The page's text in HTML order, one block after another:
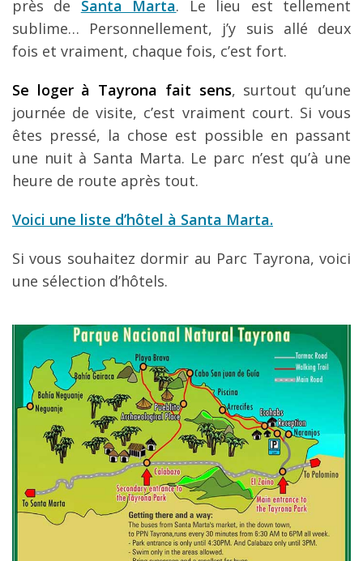
près de Santa Marta. Le lieu est tellement
sublime… Personnellement, j’y suis allé deux
fois et vraiment, chaque fois, c’est fort.
Se loger à Tayrona fait sens, surtout qu’une
journée de visite, c’est vraiment court. Si vous
êtes pressé, la chose est possible en passant
une nuit à Santa Marta. Le parc n’est qu’à une
heure de route après tout.
Voici une liste d’hôtel à Santa Marta.
Si vous souhaitez dormir au Parc Tayrona, voici
une sélection d’hôtels.